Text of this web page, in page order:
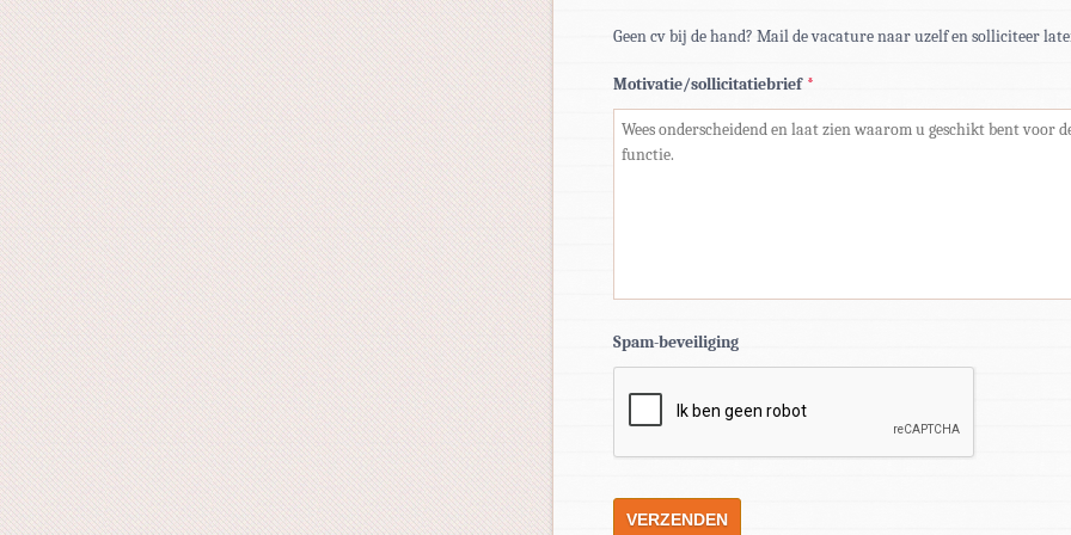
Geen cv bij de hand? Mail de vacature naar uzelf en solliciteer
Motivatie/sollicitatiebrief *
Spam-beveiliging